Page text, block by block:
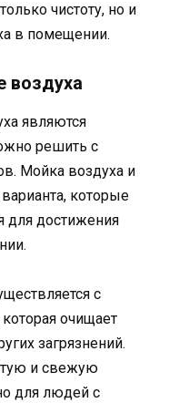
чистоту, но и
в помещении.
воздуха
являются
решить с
Мойка воздуха и
которые
для достижения
с
очищает
загрязнений.
и свежую
для людей с